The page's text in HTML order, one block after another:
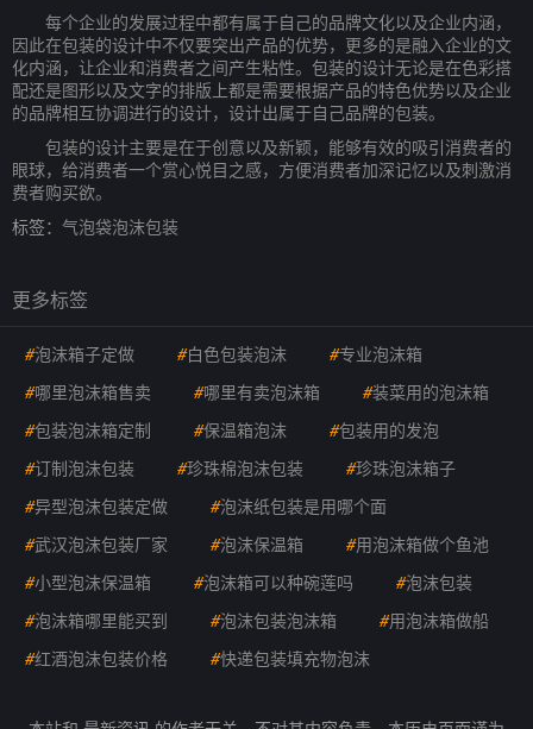
每个企业的发展过程中都有属于自己的品牌文化以及企业内涵，
因此在包装的设计中不仅要突出产品的优势，更多的是融入企业的文
化内涵，让企业和消费者之间产生粘性。包装的设计无论是在色彩搭
配还是图形以及文字的排版上都是需要根据产品的特色优势以及企业
的品牌相互协调进行的设计，设计出属于自己品牌的包装。
包装的设计主要是在于创意以及新颖，能够有效的吸引消费者的
眼球，给消费者一个赏心悦目之感，方便消费者加深记忆以及刺激消
费者购买欲。
标签： 气泡袋泡沫包装
更多标签
#泡沫箱子定做 #白色包装泡沫 #专业泡沫箱
#哪里泡沫箱售卖 #哪里有卖泡沫箱 #装菜用的泡沫箱
#包装泡沫箱定制 #保温箱泡沫 #包装用的发泡
#订制泡沫包装 #珍珠棉泡沫包装 #珍珠泡沫箱子
#异型泡沫包装定做 #泡沫纸包装是用哪个面
#武汉泡沫包装厂家 #泡沫保温箱 #用泡沫箱做个鱼池
#小型泡沫保温箱 #泡沫箱可以种碗莲吗 #泡沫包装
#泡沫箱哪里能买到 #泡沫包装泡沫箱 #用泡沫箱做船
#红酒泡沫包装价格 #快递包装填充物泡沫